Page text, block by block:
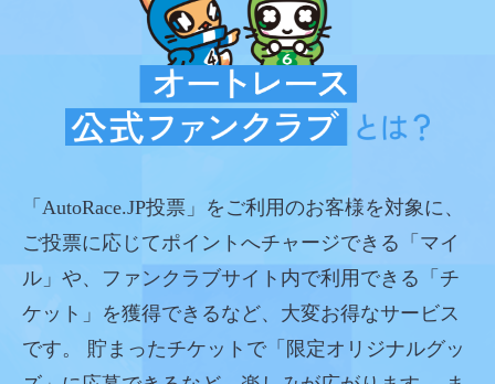
「AutoRace.JP投票」をご利用のお客様を対象に、
ご投票に応じてポイントへチャージできる「マイ
ル」や、ファンクラブサイト内で利用できる「チ
ケット」を獲得できるなど、大変お得なサービス
です。 貯まったチケットで「限定オリジナルグッ